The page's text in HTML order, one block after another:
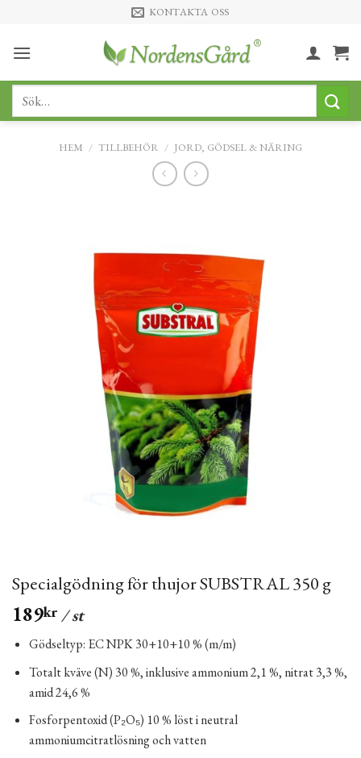
content
KONTAKTA OSS
Sök
HEM / TILLBEHÖR / JORD, GÖDSEL & NÄRING
Specialgödning för thujor SUBSTRAL 350 g
189kr / st
Gödseltyp: EC NPK 30+10+10 % (m/m)
Totalt kväve (N) 30 %, inklusive ammonium 2,1 %, nitrat 3,3 %,
amid 24,6 %
Fosforpentoxid (P₂O₅) 10 % löst i neutral
ammoniumcitratlösning och vatten